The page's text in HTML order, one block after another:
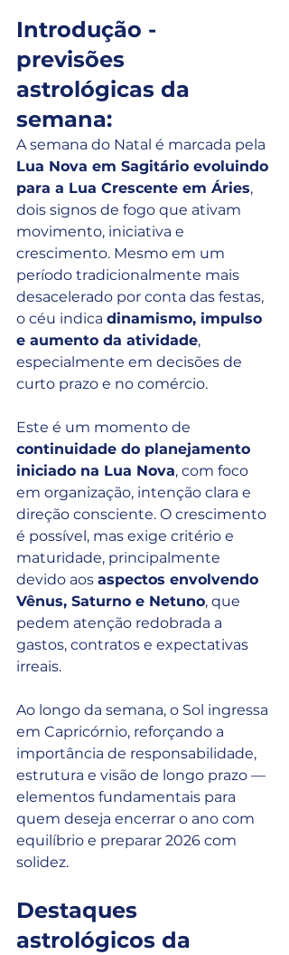
Introdução -
previsões
astrológicas da
semana:
A semana do Natal é marcada pela
Lua Nova em Sagitário evoluindo
para a Lua Crescente em Áries,
dois signos de fogo que ativam
movimento, iniciativa e
crescimento. Mesmo em um
período tradicionalmente mais
desacelerado por conta das festas,
o céu indica dinamismo, impulso
e aumento da atividade,
especialmente em decisões de
curto prazo e no comércio.
Este é um momento de
continuidade do planejamento
iniciado na Lua Nova, com foco
em organização, intenção clara e
direção consciente. O crescimento
é possível, mas exige critério e
maturidade, principalmente
devido aos aspectos envolvendo
Vênus, Saturno e Netuno, que
pedem atenção redobrada a
gastos, contratos e expectativas
irreais.
Ao longo da semana, o Sol ingressa
em Capricórnio, reforçando a
importância de responsabilidade,
estrutura e visão de longo prazo —
elementos fundamentais para
quem deseja encerrar o ano com
equilíbrio e preparar 2026 com
solidez.
Destaques
astrológicos da